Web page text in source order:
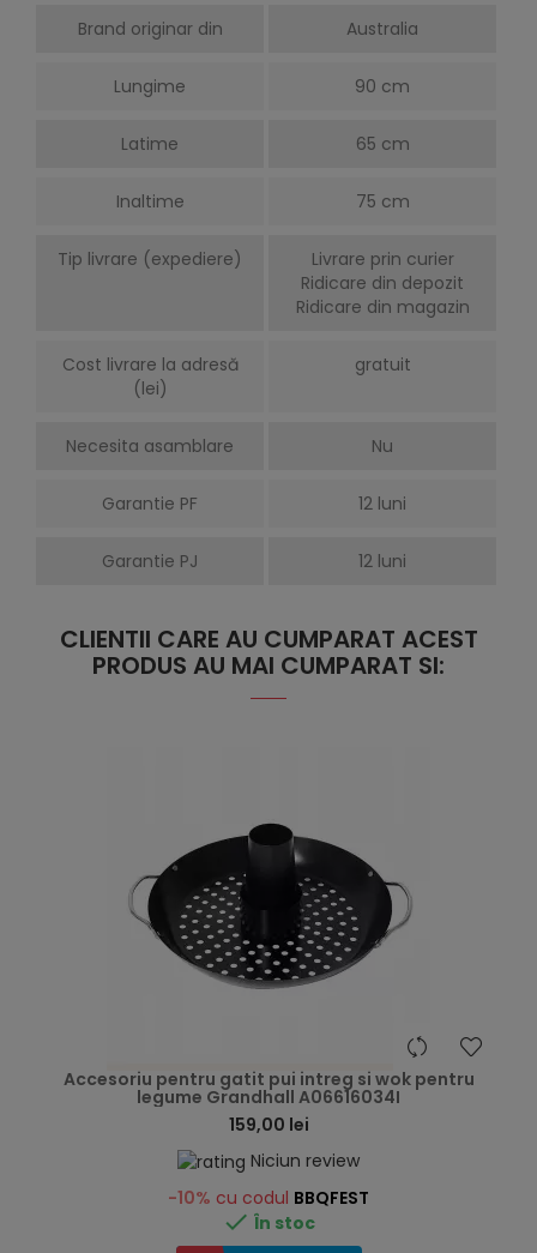
Brand originar din Australia
Lungime 90 cm
Latime 65 cm
Inaltime 75 cm
Tip livrare (expediere)
Livrare prin curier
Ridicare din depozit
Ridicare din magazin
Cost livrare la adresă
(lei)
gratuit
Necesita asamblare Nu
Garantie PF 12 luni
Garantie PJ 12 luni
CLIENTII CARE AU CUMPARAT ACEST
PRODUS AU MAI CUMPARAT SI:
Accesoriu pentru gatit pui intreg si wok pentru
legume Grandhall A06616034I
159,00 lei
Niciun review
-10% cu codul BBQFEST
 În stoc